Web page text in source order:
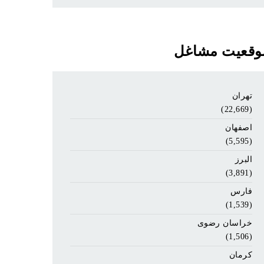
مشاغل
تهران
(22,669)
اصفهان
(5,595)
البرز
(3,891)
فارس
(1,539)
خراسان رضوی
(1,506)
کرمان